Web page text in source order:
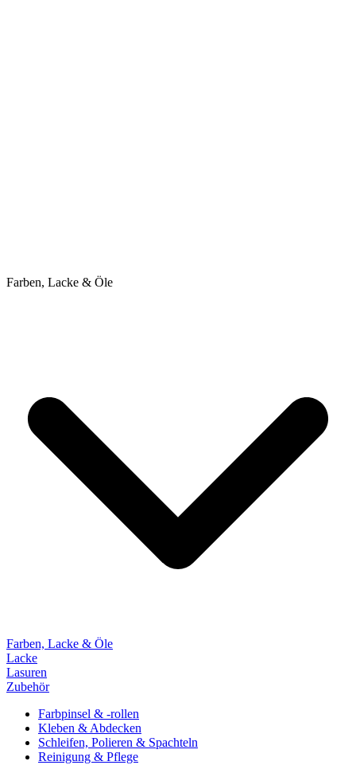
Farben, Lacke & Öle
Farben, Lacke & Öle
Lacke
Lasuren
Zubehör
Farbpinsel & -rollen
Kleben & Abdecken
Schleifen, Polieren & Spachteln
Reinigung & Pflege